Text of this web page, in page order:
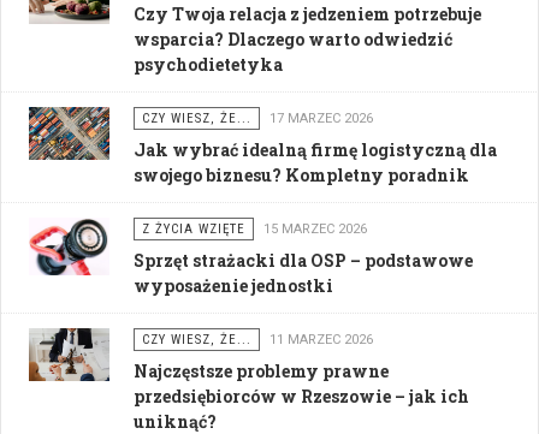
Czy Twoja relacja z jedzeniem potrzebuje
wsparcia? Dlaczego warto odwiedzić
psychodietetyka
CZY WIESZ, ŻE... 17 MARZEC 2026
Jak wybrać idealną firmę logistyczną dla
swojego biznesu? Kompletny poradnik
Z ŻYCIA WZIĘTE 15 MARZEC 2026
Sprzęt strażacki dla OSP – podstawowe
wyposażenie jednostki
CZY WIESZ, ŻE... 11 MARZEC 2026
Najczęstsze problemy prawne
przedsiębiorców w Rzeszowie – jak ich
uniknąć?